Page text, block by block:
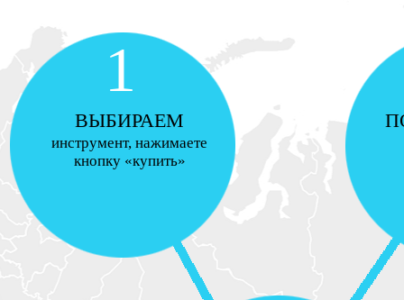
1
ВЫБИРАЕМ
инструмент, нажимаете
кнопку «купить»